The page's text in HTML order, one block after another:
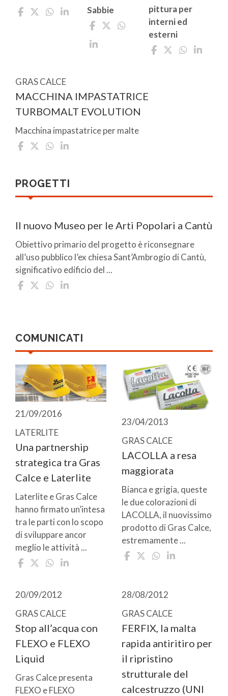
Sabbie
pittura per
interni ed
esterni
GRAS CALCE
MACCHINA IMPASTATRICE
TURBOMALT EVOLUTION
Macchina impastatrice per malte
PROGETTI
Il nuovo Museo per le Arti Popolari a Cantù
Obiettivo primario del progetto è riconsegnare
all’uso pubblico l’ex chiesa Sant’Ambrogio di Cantù,
significativo edificio del ...
COMUNICATI
21/09/2016
LATERLITE
Una partnership
strategica tra Gras
Calce e Laterlite
Laterlite e Gras Calce
hanno firmato un’intesa
tra le parti con lo scopo
di sviluppare ancor
meglio le attività ...
23/04/2013
GRAS CALCE
LACOLLA a resa
maggiorata
Bianca e grigia, queste
le due colorazioni di
LACOLLA, il nuovissimo
prodotto di Gras Calce,
estremamente ...
20/09/2012
GRAS CALCE
Stop all’acqua con
FLEXO e FLEXO
Liquid
Gras Calce presenta
FLEXO e FLEXO
28/08/2012
GRAS CALCE
FERFIX, la malta
rapida antiritiro per
il ripristino
strutturale del
calcestruzzo (UNI